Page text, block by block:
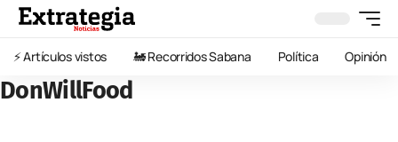
⚡️ Artículos vistos 🚂 Recorridos Sabana Política Opinión
DonWillFood